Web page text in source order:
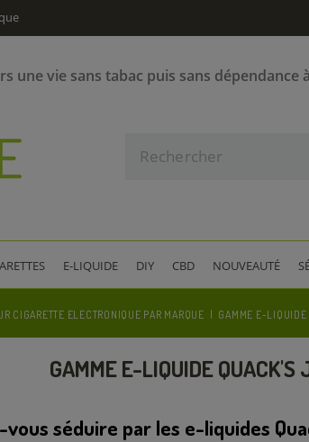
une vie sans tabac puis sans dépendance
E-LIQUIDE DIY CBD NOUVEAUTÉ
CIGARETTE ELECTRONIQUE PAR MARQUE GAMME E-
GAMME E-LIQUIDE QUACK'S
vous séduire par les e-liquides